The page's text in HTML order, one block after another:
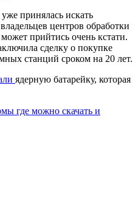
принялась искать
центров обработки
прийтись очень кстати.
сделку о покупке
станций сроком на 20 лет.
ядерную батарейку, которая
где можно скачать и